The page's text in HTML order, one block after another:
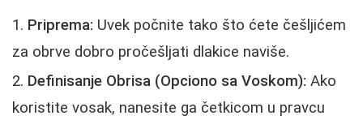
Priprema: Uvek počnite tako što ćete češljićem
za obrve dobro pročešljati dlakice naviše.
Definisanje Obrisa (Opciono sa Voskom): Ako
koristite vosak, nanesite ga četkicom u pravcu